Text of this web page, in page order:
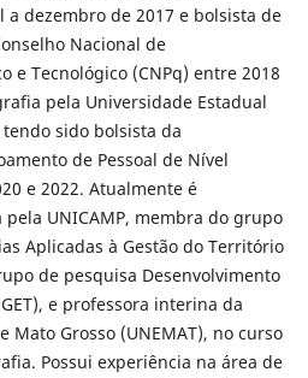
a dezembro de 2017 e bolsista de
Nacional de
e Tecnológico (CNPq) entre 2018
pela Universidade Estadual
sido bolsista da
de Pessoal de Nível
e 2022. Atualmente é
UNICAMP, membra do grupo
Aplicadas à Gestão do Território
de pesquisa Desenvolvimento
e professora interina da
Mato Grosso (UNEMAT), no curso
Possui experiência na área de